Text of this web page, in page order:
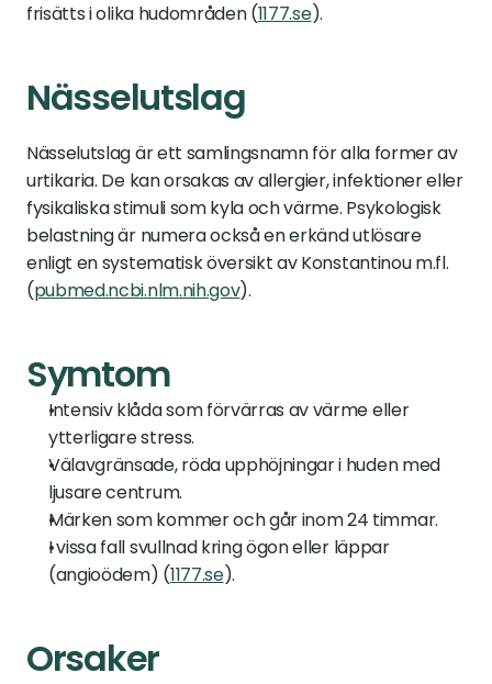
frisätts i olika hudområden (1177.se).
Nässelutslag
Nässelutslag är ett samlingsnamn för alla former av
urtikaria. De kan orsakas av allergier, infektioner eller
fysikaliska stimuli som kyla och värme. Psykologisk
belastning är numera också en erkänd utlösare
enligt en systematisk översikt av Konstantinou m.fl.
(pubmed.ncbi.nlm.nih.gov).
Symtom
Intensiv klåda som förvärras av värme eller
ytterligare stress.
Välavgränsade, röda upphöjningar i huden med
ljusare centrum.
Märken som kommer och går inom 24 timmar.
I vissa fall svullnad kring ögon eller läppar
(angioödem) (1177.se).
Orsaker